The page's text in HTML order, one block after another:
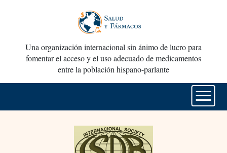
Una organización internacional sin ánimo de lucro para
fomentar el acceso y el uso adecuado de medicamentos
entre la población hispano-parlante